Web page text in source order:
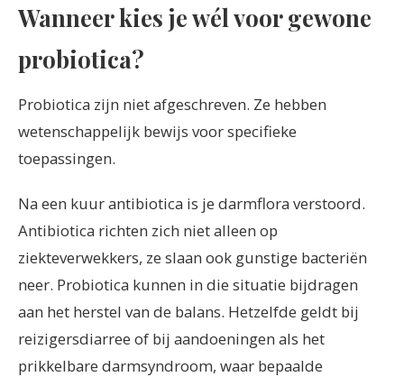
Wanneer kies je wél voor gewone
probiotica?
Probiotica zijn niet afgeschreven. Ze hebben
wetenschappelijk bewijs voor specifieke
toepassingen.
Na een kuur antibiotica is je darmflora verstoord.
Antibiotica richten zich niet alleen op
ziekteverwekkers, ze slaan ook gunstige bacteriën
neer. Probiotica kunnen in die situatie bijdragen
aan het herstel van de balans. Hetzelfde geldt bij
reizigersdiarree of bij aandoeningen als het
prikkelbare darmsyndroom, waar bepaalde